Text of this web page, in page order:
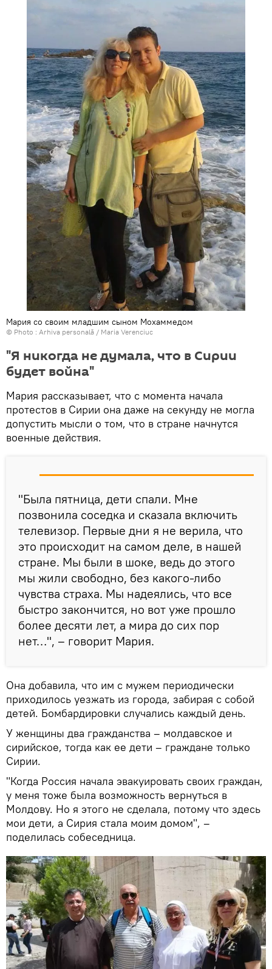
Мария со своим младшим сыном Мохаммедом
© Photo : Arhiva personală / Maria Verenciuc
"Я никогда не думала, что в Сирии
будет война"
Мария рассказывает, что с момента начала
протестов в Сирии она даже на секунду не могла
допустить мысли о том, что в стране начнутся
военные действия.
"Была пятница, дети спали. Мне
позвонила соседка и сказала включить
телевизор. Первые дни я не верила, что
это происходит на самом деле, в нашей
стране. Мы были в шоке, ведь до этого
мы жили свободно, без какого-либо
чувства страха. Мы надеялись, что все
быстро закончится, но вот уже прошло
более десяти лет, а мира до сих пор
нет…", – говорит Мария.
Она добавила, что им с мужем периодически
приходилось уезжать из города, забирая с собой
детей. Бомбардировки случались каждый день.
У женщины два гражданства – молдавское и
сирийское, тогда как ее дети – граждане только
Сирии.
"Когда Россия начала эвакуировать своих граждан,
у меня тоже была возможность вернуться в
Молдову. Но я этого не сделала, потому что здесь
мои дети, а Сирия стала моим домом", –
поделилась собеседница.